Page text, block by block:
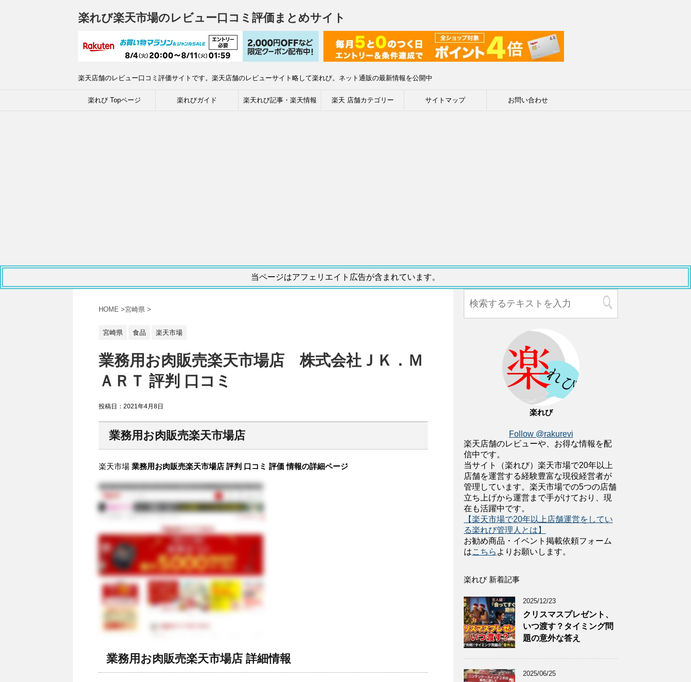
楽れび楽天市場のレビュー口コミ評価まとめサイト
楽天店舗のレビュー口コミ評価サイトです。楽天店舗のレビューサイト略して楽れび。ネット通販の最新情報を公開中
楽れび Topページ 楽れびガイド 楽天れび記事・楽天情報 楽天 店舗カテゴリー サイトマップ お問い合わせ
当ページはアフェリエイト広告が含まれています。
HOME >宮崎県 >
宮崎県 食品 楽天市場
業務用お肉販売楽天市場店 株式会社ＪＫ．Ｍ
ＡＲＴ 評判 口コミ
投稿日： 2021年4月8日
業務用お肉販売楽天市場店
楽天市場 業務用お肉販売楽天市場店 評判 口コミ 評価 情報の詳細ページ
業務用お肉販売楽天市場店 詳細情報
楽れび
Follow @rakurevi
楽天店舗のレビューや、お得な情報を配
信中です。
当サイト（楽れび）楽天市場で20年以上
店舗を運営する経験豊富な現役経営者が
管理しています。楽天市場での5つの店舗
立ち上げから運営まで手がけており、現
在も活躍中です。
【楽天市場で20年以上店舗運営をしてい
る楽れび管理人とは】
お勧め商品・イベント掲載依頼フォーム
はこちら よりお願いします。
楽れび 新着記事
2025/12/23
クリスマスプレゼント、
いつ渡す？タイミング問
題の意外な答え
2025/06/25